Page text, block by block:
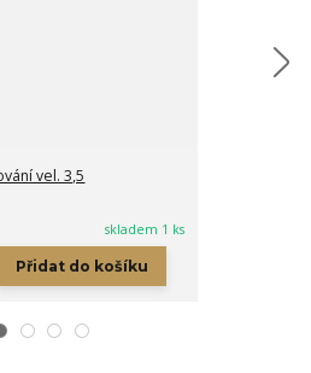
vel. 3,5
skladem 1 ks
Přidat do košíku